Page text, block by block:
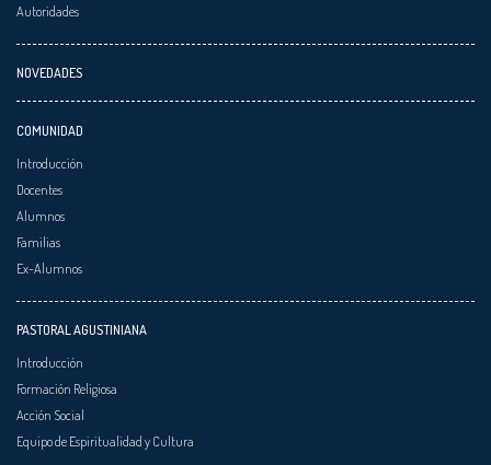
Autoridades
NOVEDADES
COMUNIDAD
Introducción
Docentes
Alumnos
Familias
Ex-Alumnos
PASTORAL AGUSTINIANA
Introducción
Formación Religiosa
Acción Social
Equipo de Espiritualidad y Cultura